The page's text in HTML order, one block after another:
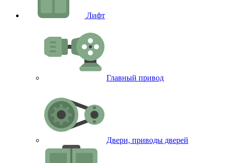
Лифт
Главный привод
Двери, приводы дверей